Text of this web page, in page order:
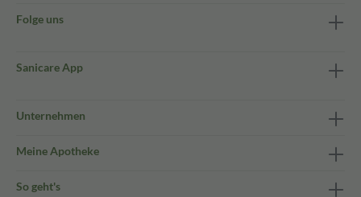
Folge uns
Sanicare App
Unternehmen
Meine Apotheke
So geht's